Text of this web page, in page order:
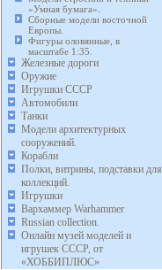
«Умная бумага».
Сборные модели восточной
Европы.
Фигуры оловянные, в
масштабе 1:35.
Железные дороги
Оружие
Игрушки СССР
Автомобили
Танки
Модели архитектурных
сооружений.
Корабли
Полки, витрины, подставки для
коллекций.
Игрушки
Вархаммер Warhammer
Russian collection.
Онлайн музей моделей и
игрушек СССР, от
«ХОББИПЛЮС»